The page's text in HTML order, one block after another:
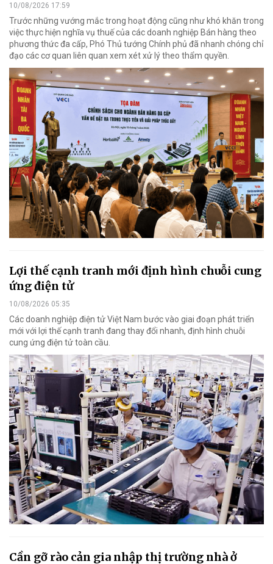
10/08/2026 17:59
Trước những vướng mắc trong hoạt động cũng như khó khăn trong
việc thực hiện nghĩa vụ thuế của các doanh nghiệp Bán hàng theo
phương thức đa cấp, Phó Thủ tướng Chính phủ đã nhanh chóng chỉ
đạo các cơ quan liên quan xem xét xử lý theo thẩm quyền.
Lợi thế cạnh tranh mới định hình chuỗi cung
ứng điện tử
10/08/2026 05:35
Các doanh nghiệp điện tử Việt Nam bước vào giai đoạn phát triển
mới với lợi thế cạnh tranh đang thay đổi nhanh, định hình chuỗi
cung ứng điện tử toàn cầu.
Cần gỡ rào cản gia nhập thị trường nhà ở